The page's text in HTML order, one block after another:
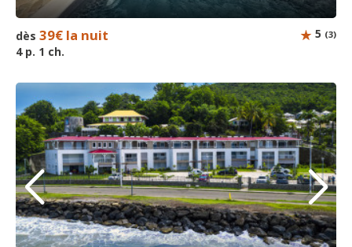
dès 39€ la nuit
4 p. 1 ch.
5 (3)